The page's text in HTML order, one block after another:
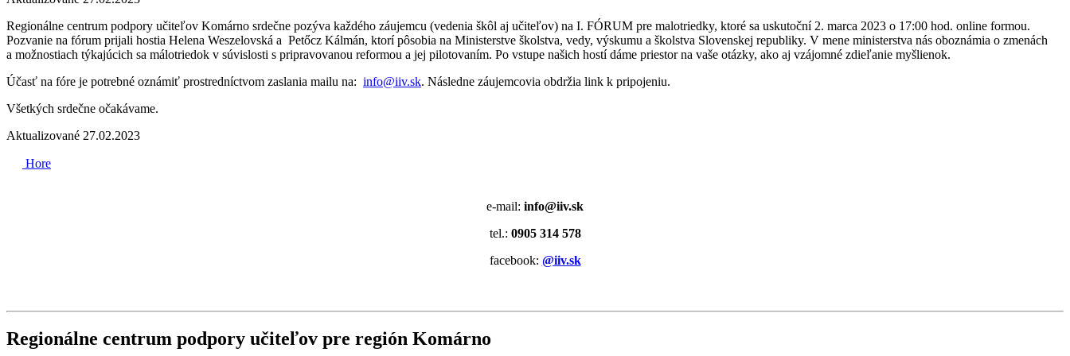
Regionálne centrum podpory učiteľov Komárno srdečne pozýva každého záujemcu (vedenia škôl aj učiteľov) na I. FÓRUM pre malotriedky, ktoré sa uskutoční 2. marca 2023 o 17:00 hod. online formou.
Pozvanie na fórum prijali hostia Helena Weszelovská a Petőcz Kálmán, ktorí pôsobia na Ministerstve školstva, vedy, výskumu a školstva Slovenskej republiky. V mene ministerstva nás oboznámia o zmenách
a možnostiach týkajúcich sa málotriedok v súvislosti s pripravovanou reformou a jej pilotovaním. Po vstupe našich hostí dáme priestor na vaše otázky, ako aj vzájomné zdieľanie myšlienok.
Účasť na fóre je potrebné oznámiť prostredníctvom zaslania mailu na: info@iiv.sk. Následne záujemcovia obdržia link k pripojeniu.
Všetkých srdečne očakávame.
Aktualizované 27.02.2023
Hore
e-mail: info@iiv.sk
tel.: 0905 314 578
facebook: @iiv.sk
Regionálne centrum podpory učiteľov pre región Komárno